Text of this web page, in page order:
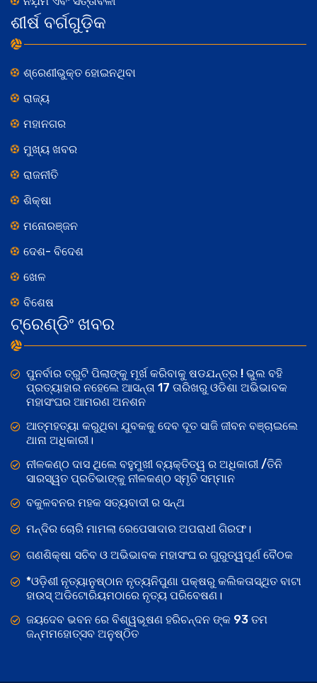
ଶୀର୍ଷ ବର୍ଗଗୁଡ଼ିକ
ଶ୍ରେଣୀଭୁକ୍ତ ହୋଇନଥିବା
ରାଜ୍ୟ
ମହାନଗର
ମୁଖ୍ୟ ଖବର
ରାଜନୀତି
ଶିକ୍ଷା
ମନୋରଞ୍ଜନ
ଦେଶ- ବିଦେଶ
ଖେଳ
ବିଶେଷ
ଟ୍ରେଣ୍ଡିଂ ଖବର
ପୁନର୍ବାର ତ୍ରୁଟି ପିଲାଙ୍କୁ ମୂର୍ଖ କରିବାକୁ ଷଡଯନ୍ତ୍ର ! ଭୁଲ ବହି
ପ୍ରତ୍ୟାହାର ନହେଲେ ଆସନ୍ତା 17 ତାରିଖରୁ ଓଡିଶା ଅଭିଭାବକ
ମହାସଂଘର ଆମରଣ ଅନଶନ
ଆତ୍ମହତ୍ୟା କରୁଥିବା ଯୁବକକୁ ଦେବ ଦୂତ ସାଜି ଜୀବନ ବଞ୍ଚାଇଲେ
ଥାନା ଅଧିକାରୀ।
ନୀଳକଣ୍ଠ ଦାସ ଥିଲେ ବହୁମୁଖୀ ବ୍ୟକ୍ତିତ୍ୱ ର ଅଧିକାରୀ /ତିନି
ସାରସ୍ୱତ ପ୍ରତିଭାଙ୍କୁ ନୀଳକଣ୍ଠ ସ୍ମୃତି ସମ୍ମାନ
ବକୁଳବନର ମହକ ସତ୍ୟବାଦୀ ର ସନ୍ଥ
ମନ୍ଦିର ଚୋରି ମାମଲା ରେପେସାଦାର ଅପରାଧୀ ଗିରଫ।
ଗଣଶିକ୍ଷା ସଚିବ ଓ ଅଭିଭାବକ ମହାସଂଘ ର ଗୁରୁତ୍ୱପୂର୍ଣ ବୈଠକ
*ଓଡ଼ିଶୀ ନୃତ୍ୟାନୁଷ୍ଠାନ ନୃତ୍ୟନିପୁଣା ପକ୍ଷରୁ କଲିକତାସ୍ଥିତ ବାଟା
ହାଉସ୍ ଅଡିଟୋରିୟମଠାରେ ନୃତ୍ୟ ପରିବେଷଣ।
ଜୟଦେବ ଭବନ ରେ ବିଶ୍ୱଭୂଷଣ ହରିଚନ୍ଦନ ଙ୍କ 93 ତମ
ଜନ୍ମମହୋତ୍ସବ ଅନୁଷ୍ଠିତ